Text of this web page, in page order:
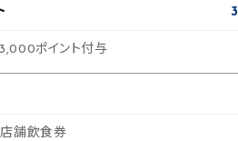
ポイント付与
舗飲食券